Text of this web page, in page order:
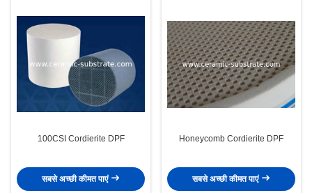
100CSI Cordierite DPF
सबसे अच्छी कीमत पाएं
Honeycomb Cordierite DPF
सबसे अच्छी कीमत पाएं